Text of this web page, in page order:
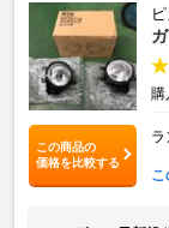
この商品の
価格を比較する
購
ラ